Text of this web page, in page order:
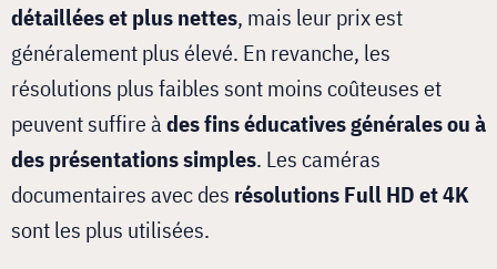
détaillées et plus nettes, mais leur prix est
généralement plus élevé. En revanche, les
résolutions plus faibles sont moins coûteuses et
peuvent suffire àdes fins éducatives générales ou à
des présentations simples. Les caméras
documentaires avec des résolutions Full HD et 4K
sont les plus utilisées.